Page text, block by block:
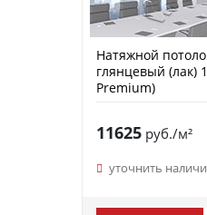
Натяжной
глянцевый (лак)
Premium)
11625руб./м²
уточнить